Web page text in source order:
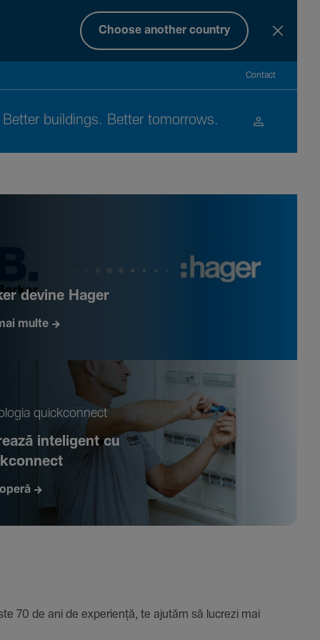
Choose another country
Contact
Better buil­dings. Better tomor­rows.
devine Hager
multe
quickconnect
inte­li­gent cu
de ani de expe­riență, te ajutăm să lucrezi mai